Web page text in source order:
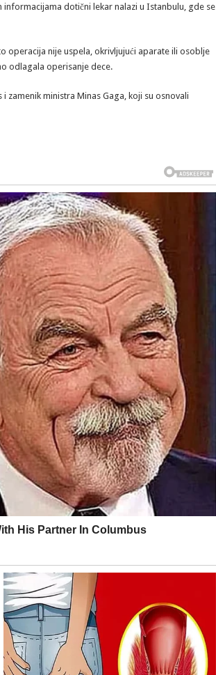
dotični lekar nalazi u Istanbulu, gde se
operacija nije uspela, okrivljujući aparate ili osoblje
odlagala operisanje dece.
zamenik ministra Minas Gaga, koji su osnovali